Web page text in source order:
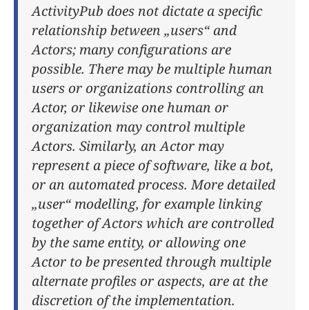
ActivityPub does not dictate a specific
relationship between „users“ and
Actors; many configurations are
possible. There may be multiple human
users or organizations controlling an
Actor, or likewise one human or
organization may control multiple
Actors. Similarly, an Actor may
represent a piece of software, like a bot,
or an automated process. More detailed
„user“ modelling, for example linking
together of Actors which are controlled
by the same entity, or allowing one
Actor to be presented through multiple
alternate profiles or aspects, are at the
discretion of the implementation.